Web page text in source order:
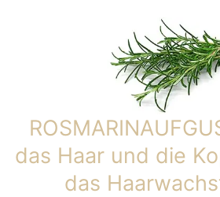
das Haar und die
das